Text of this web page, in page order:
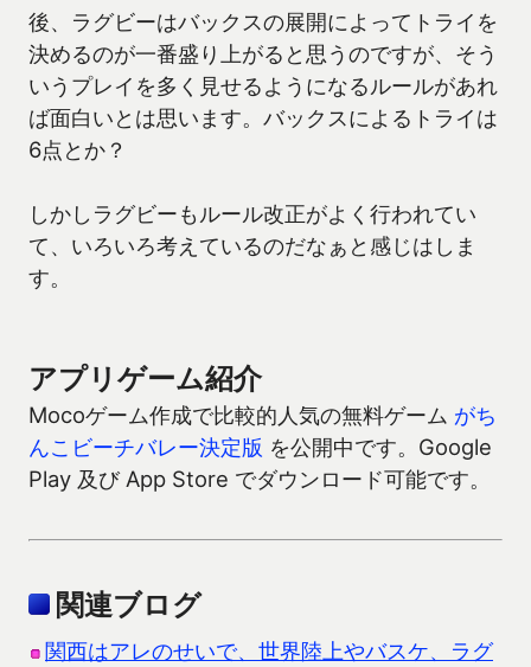
後、ラグビーはバックスの展開によってトライを
決めるのが一番盛り上がると思うのですが、そう
いうプレイを多く見せるようになるルールがあれ
ば面白いとは思います。バックスによるトライは
6点とか？
しかしラグビーもルール改正がよく行われてい
て、いろいろ考えているのだなぁと感じはしま
す。
アプリゲーム紹介
Mocoゲーム作成で比較的人気の無料ゲーム がち
んこビーチバレー決定版 を公開中です。Google
Play 及び App Store でダウンロード可能です。
関連ブログ
関西はアレのせいで、世界陸上やバスケ、ラグ